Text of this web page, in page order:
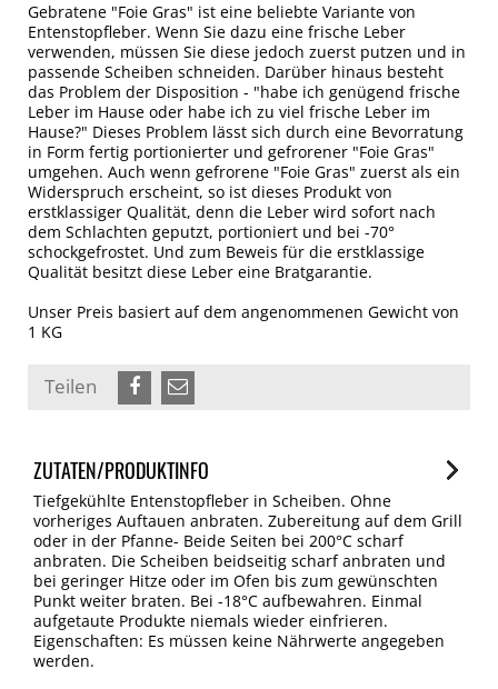
Gebratene "Foie Gras" ist eine beliebte Variante von
Entenstopfleber. Wenn Sie dazu eine frische Leber
verwenden, müssen Sie diese jedoch zuerst putzen und in
passende Scheiben schneiden. Darüber hinaus besteht
das Problem der Disposition - "habe ich genügend frische
Leber im Hause oder habe ich zu viel frische Leber im
Hause?" Dieses Problem lässt sich durch eine Bevorratung
in Form fertig portionierter und gefrorener "Foie Gras"
umgehen. Auch wenn gefrorene "Foie Gras" zuerst als ein
Widerspruch erscheint, so ist dieses Produkt von
erstklassiger Qualität, denn die Leber wird sofort nach
dem Schlachten geputzt, portioniert und bei -70°
schockgefrostet. Und zum Beweis für die erstklassige
Qualität besitzt diese Leber eine Bratgarantie.
Unser Preis basiert auf dem angenommenen Gewicht von
1 KG
Teilen
ZUTATEN/PRODUKTINFO
Tiefgekühlte Entenstopfleber in Scheiben. Ohne
vorheriges Auftauen anbraten. Zubereitung auf dem Grill
oder in der Pfanne- Beide Seiten bei 200°C scharf
anbraten. Die Scheiben beidseitig scharf anbraten und
bei geringer Hitze oder im Ofen bis zum gewünschten
Punkt weiter braten. Bei -18°C aufbewahren. Einmal
aufgetaute Produkte niemals wieder einfrieren.
Eigenschaften: Es müssen keine Nährwerte angegeben
werden.